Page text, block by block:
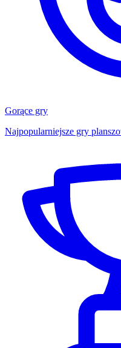
Gorące gry
Najpopularniejsze gry